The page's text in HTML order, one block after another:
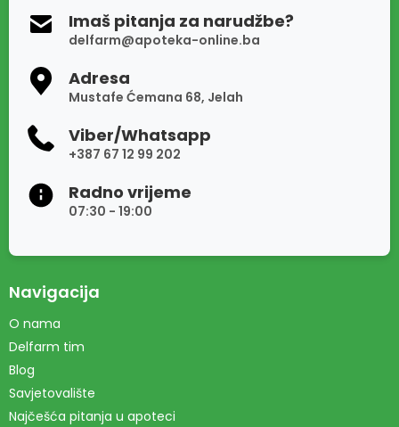
Imaš pitanja za narudžbe?
delfarm@apoteka-online.ba
Adresa
Mustafe Ćemana 68, Jelah
Viber/Whatsapp
+387 67 12 99 202
Radno vrijeme
07:30 - 19:00
Navigacija
O nama
Delfarm tim
Blog
Savjetovalište
Najčešća pitanja u apoteci